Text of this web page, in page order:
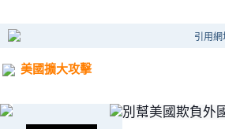
引用
美國擴大攻擊
別幫美國欺負外